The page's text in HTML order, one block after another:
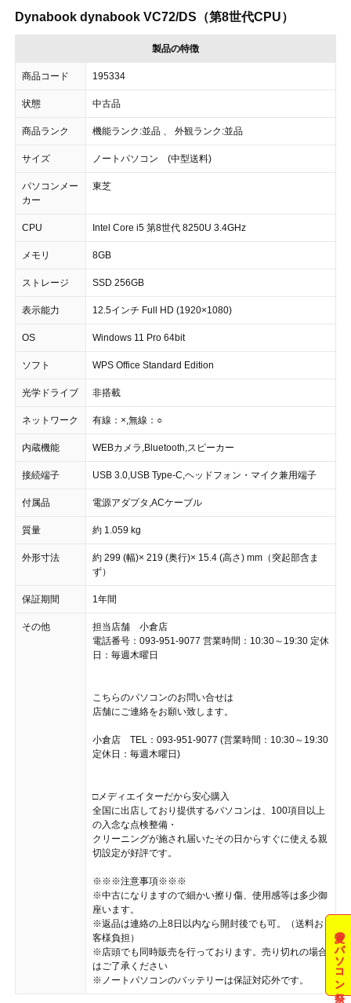
Dynabook dynabook VC72/DS（第8世代CPU）
製品の特徴
商品コード 195334
状態 中古品
商品ランク 機能ランク:並品 、 外観ランク:並品
サイズ ノートパソコン (中型送料)
パソコンメー
カー
東芝
CPU Intel Core i5 第8世代 8250U 3.4GHz
メモリ 8GB
ストレージ SSD 256GB
表示能力 12.5インチ Full HD (1920×1080)
OS Windows 11 Pro 64bit
ソフト WPS Office Standard Edition
光学ドライブ 非搭載
ネットワーク 有線：×,無線：○
内蔵機能 WEBカメラ,Bluetooth,スピーカー
接続端子 USB 3.0,USB Type-C,ヘッドフォン・マイク兼用端子
付属品 電源アダプタ,ACケーブル
質量 約 1.059 kg
外形寸法
約 299 (幅)× 219 (奥行)× 15.4 (高さ) mm（突起部含ま
ず）
保証期間 1年間
その他
担当店舗 小倉店
電話番号：093-951-9077 営業時間：10:30～19:30 定休
日：毎週木曜日
こちらのパソコンのお問い合せは
店舗にご連絡をお願い致します。
小倉店 TEL：093-951-9077 (営業時間：10:30～19:30
定休日：毎週木曜日)
□メディエイターだから安心購入
全国に出店しており提供するパソコンは、100項目以上
の入念な点検整備・
クリーニングが施され届いたその日からすぐに使える親
切設定が好評です。
※※※注意事項※※※
※中古になりますので細かい擦り傷、使用感等は多少御
座います。
※返品は連絡の上8日以内なら開封後でも可。（送料お
客様負担）
※店頭でも同時販売を行っております。売り切れの場合
はご了承ください
※ノートパソコンのバッテリーは保証対応外です。
夏のパソコン祭